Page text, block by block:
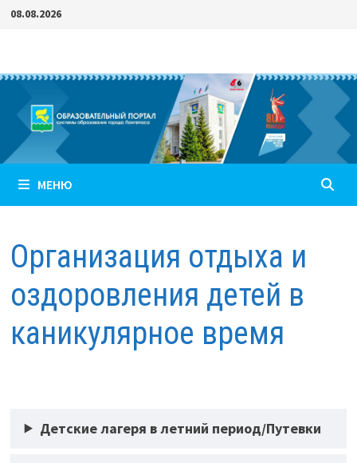
Перейти
08.08.2026
МЕНЮ
Организация отдыха и
оздоровления детей в
каникулярное время
Детские лагеря в летний период/Путевки